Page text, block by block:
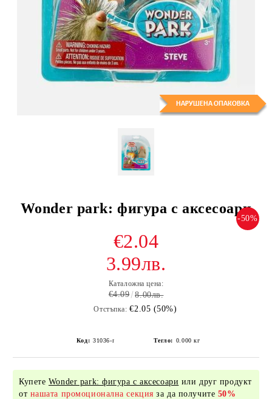
Wonder park: фигура с аксесоари
-50%
€2.04
3.99лв.
Каталожна цена:
€4.09 8.00лв.
Отстъпка: €2.05 (50%)
Код: 31036-r Тегло: 0.000 кг
Купете Wonder park: фигура с аксесоари или друг продукт
от нашата промоционална секция за да получите 50%